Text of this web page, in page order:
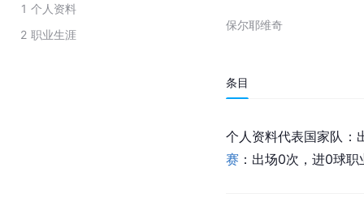
1 个人资料
2 职业生涯
保尔耶维奇
条目
个人资料代表国家队：
赛 ：出场0次，进0球